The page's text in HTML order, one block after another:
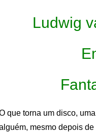
Ludwig
que torna um disco,
mesmo depois